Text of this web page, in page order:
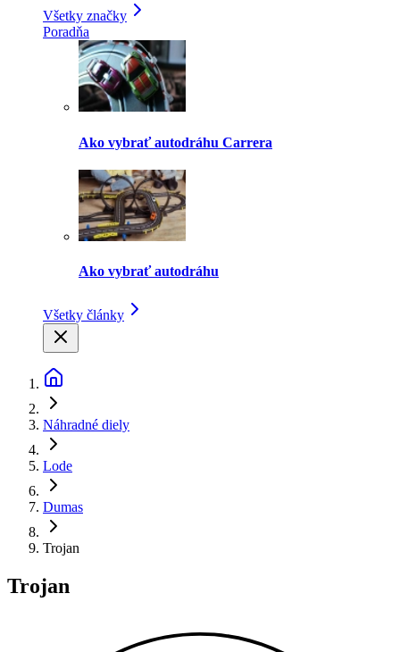
Všetky značky
Poradňa
Ako vybrať autodráhu Carrera
Ako vybrať autodráhu
Všetky články
Náhradné diely
Lode
Dumas
Trojan
Trojan